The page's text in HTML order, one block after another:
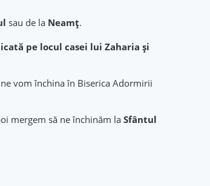
sau de la Neamţ.
pe locul casei lui Zaharia și
vom închina în Biserica Adormirii
mergem să ne închinăm la Sfântul